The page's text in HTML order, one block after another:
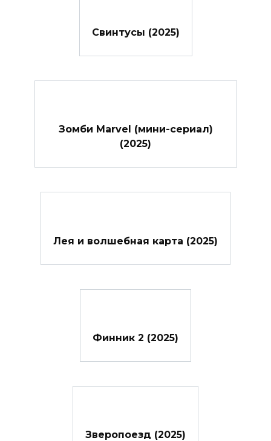
Свинтусы (2025)
Зомби Marvel (мини-сериал)
(2025)
Лея и волшебная карта (2025)
Финник 2 (2025)
Зверопоезд (2025)